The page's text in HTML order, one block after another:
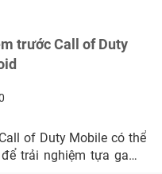
trước Call of Duty
of Duty Mobile có thể
trải nghiệm tựa game